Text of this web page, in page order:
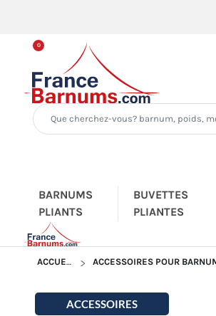
0
BARNUMS
PLIANTS
BUVETTES
PLIANTES
ACCUEIL ACCESSOIRES POUR
ACCESSOIRES